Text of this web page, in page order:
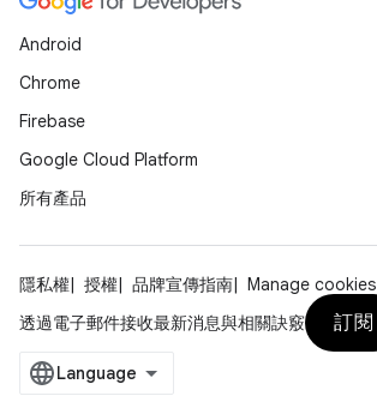
Android
Chrome
Firebase
Google Cloud Platform
所有產品
隱私權 授權 品牌宣傳指南
Manage cookies
透過電子郵件接收最新消息與相關訣竅
訂閱